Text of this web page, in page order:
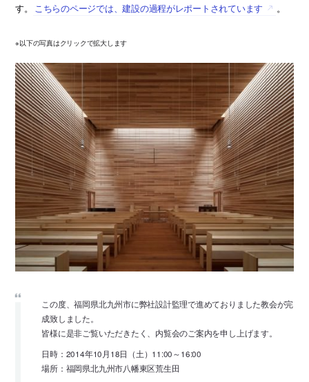
す。
こちらのページでは、建設の過程がレポートされています 。
※以下の写真はクリックで拡大します
この度、福岡県北九州市に弊社設計監理で進めておりました教会が完
成致しました。
皆様に是非ご覧いただきたく、内覧会のご案内を申し上げます。
日時：2014年10月18日（土）11:00～16:00
場所：福岡県北九州市八幡東区荒生田